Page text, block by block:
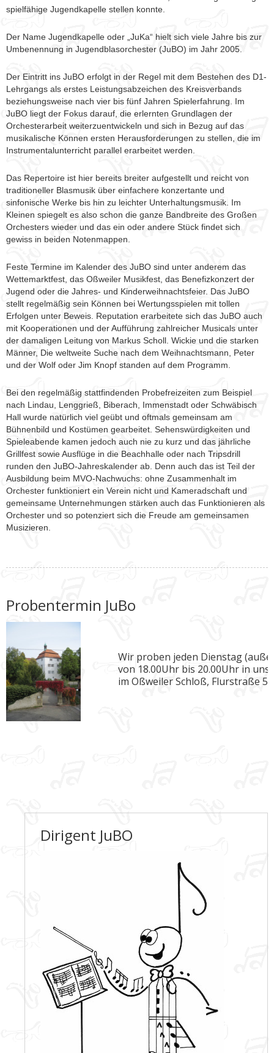
spielfähige Jugendkapelle stellen konnte.
Der Name Jugendkapelle oder „JuKa“ hielt sich viele Jahre bis zur
Umbenennung in Jugendblasorchester (JuBO) im Jahr 2005.
Der Eintritt ins JuBO erfolgt in der Regel mit dem Bestehen des D1-
Lehrgangs als erstes Leistungsabzeichen des Kreisverbands
beziehungsweise nach vier bis fünf Jahren Spielerfahrung. Im
JuBO liegt der Fokus darauf, die erlernten Grundlagen der
Orchesterarbeit weiterzuentwickeln und sich in Bezug auf das
musikalische Können ersten Herausforderungen zu stellen, die im
Instrumentalunterricht parallel erarbeitet werden.
Das Repertoire ist hier bereits breiter aufgestellt und reicht von
traditioneller Blasmusik über einfachere konzertante und
sinfonische Werke bis hin zu leichter Unterhaltungsmusik. Im
Kleinen spiegelt es also schon die ganze Bandbreite des Großen
Orchesters wieder und das ein oder andere Stück findet sich
gewiss in beiden Notenmappen.
Feste Termine im Kalender des JuBO sind unter anderem das
Wettemarktfest, das Oßweiler Musikfest, das Benefizkonzert der
Jugend oder die Jahres- und Kinderweihnachtsfeier. Das JuBO
stellt regelmäßig sein Können bei Wertungsspielen mit tollen
Erfolgen unter Beweis. Reputation erarbeitete sich das JuBO auch
mit Kooperationen und der Aufführung zahlreicher Musicals unter
der damaligen Leitung von Markus Scholl. Wickie und die starken
Männer, Die weltweite Suche nach dem Weihnachtsmann, Peter
und der Wolf oder Jim Knopf standen auf dem Programm.
Bei den regelmäßig stattfindenden Probefreizeiten zum Beispiel
nach Lindau, Lenggrieß, Biberach, Immenstadt oder Schwäbisch
Hall wurde natürlich viel geübt und oftmals gemeinsam am
Bühnenbild und Kostümen gearbeitet. Sehenswürdigkeiten und
Spieleabende kamen jedoch auch nie zu kurz und das jährliche
Grillfest sowie Ausflüge in die Beachhalle oder nach Tripsdrill
runden den JuBO-Jahreskalender ab. Denn auch das ist Teil der
Ausbildung beim MVO-Nachwuchs: ohne Zusammenhalt im
Orchester funktioniert ein Verein nicht und Kameradschaft und
gemeinsame Unternehmungen stärken auch das Funktionieren als
Orchester und so potenziert sich die Freude am gemeinsamen
Musizieren.
Probentermin JuBo
Wir proben jeden Dienstag
von 18.00Uhr bis 20.00Uhr in
im Oßweiler Schloß, Flurstraße
Dirigent JuBO